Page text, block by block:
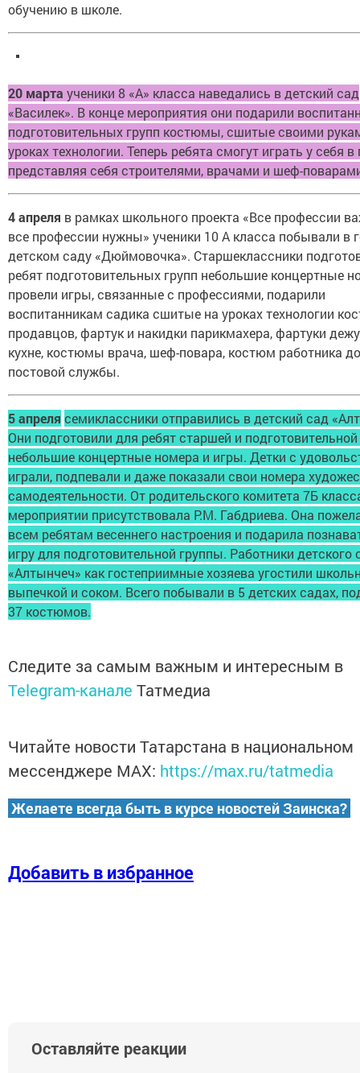
обучению в школе.
20 марта ученики 8 «А» класса наведались в детский сад
«Василек». В конце мероприятия они подарили
подготовительных групп костюмы, сшитые своими
уроках технологии. Теперь ребята смогут играть у себя в
представляя себя строителями, врачами и шеф-
4 апреля в рамках школьного проекта «Все профессии
все профессии нужны» ученики 10 А класса побывали в
детском саду «Дюймовочка». Старшеклассники
ребят подготовительных групп небольшие концертные
провели игры, связанные с профессиями, подарили
воспитанникам садика сшитые на уроках технологии
продавцов, фартук и накидки парикмахера, фартуки
кухне, костюмы врача, шеф-повара, костюм работника
постовой службы.
5 апреля семиклассники отправились в детский сад
Они подготовили для ребят старшей и подготовительной
небольшие концертные номера и игры. Детки с
играли, подпевали и даже показали свои номера
самодеятельности. От родительского комитета 7Б
мероприятии присутствовала Р.М. Габдриева. Она
всем ребятам весеннего настроения и подарила
игру для подготовительной группы. Работники детского
«Алтынчеч» как гостеприимные хозяева угостили
выпечкой и соком. Всего побывали в 5 детских садах,
37 костюмов.
Следите за самым важным и интересным в
Telegram-канале Татмедиа
Читайте новости Татарстана в национальном
мессенджере MАХ: https://max.ru/tatmedia
Желаете всегда быть в курсе новостей Заинска?
Добавить в избранное
Оставляйте реакции